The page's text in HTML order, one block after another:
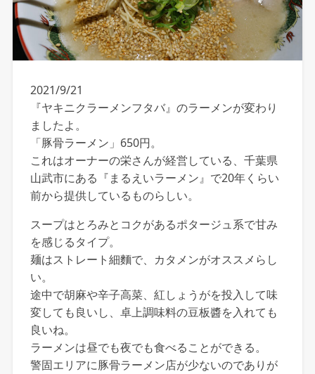
2021/9/21
『ヤキニクラーメンフタバ』のラーメンが変わり
ましたよ。
「豚骨ラーメン」650円。
これはオーナーの栄さんが経営している、千葉県
山武市にある『まるえいラーメン』で20年くらい
前から提供しているものらしい。
スープはとろみとコクがあるポタージュ系で甘み
を感じるタイプ。
麺はストレート細麵で、カタメンがオススメらし
い。
途中で胡麻や辛子高菜、紅しょうがを投入して味
変しても良いし、卓上調味料の豆板醬を入れても
良いね。
ラーメンは昼でも夜でも食べることができる。
警固エリアに豚骨ラーメン店が少ないのでありが